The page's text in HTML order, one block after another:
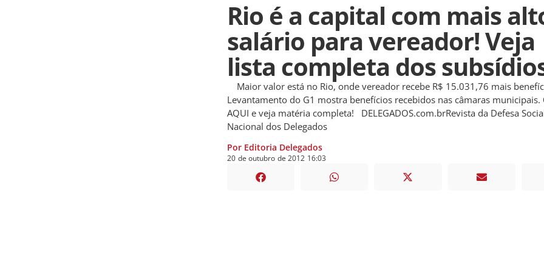
Rio é a capital com mais
salário para vereador! Veja
lista completa dos
Maior valor está no Rio, onde vereador recebe R$ 15.031,76 mais
Levantamento do G1 mostra benefícios recebidos nas câmaras municipais.
AQUI e veja matéria completa! DELEGADOS.com.brRevista da Defesa
Nacional dos Delegados
Por Editoria Delegados
20 deoutubro de2012 16:03